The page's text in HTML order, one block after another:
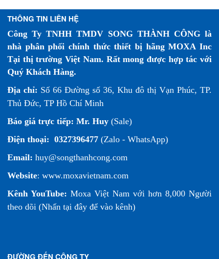
nào?
THÔNG TIN LIÊN HỆ
Công Ty TNHH TMDV SONG THÀNH CÔNG là
nhà phân phối chính thức thiết bị hãng MOXA Inc
Tại thị trường Việt Nam. Rất mong được hợp tác với
Quý Khách Hàng.
Địa chỉ: Số 66 Đường số 36, Khu đô thị Vạn Phúc, TP.
Thủ Đức, TP Hồ Chí Minh
Báo giá trực tiếp: Mr. Huy (Sale)
Điện thoại: 0327396477 (Zalo - WhatsApp)
Email: huy@songthanhcong.com
Website: www.moxavietnam.com
Kênh YouTube: Moxa Việt Nam với hơn 8,000 Người
theo dõi (Nhấn tại đây để vào kênh)
ĐƯỜNG ĐẾN CÔNG TY